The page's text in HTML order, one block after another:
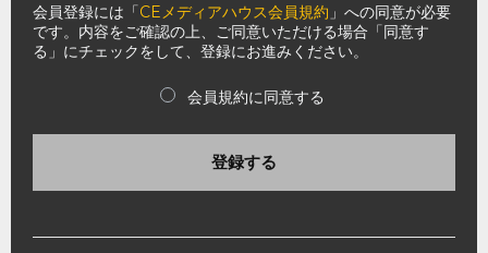
会員登録には「CEメディアハウス会員規約 」への同意が必要
です。内容をご確認の上、ご同意いただける場合「同意す
る」にチェックをして、登録にお進みください。
会員規約に同意する
登録する